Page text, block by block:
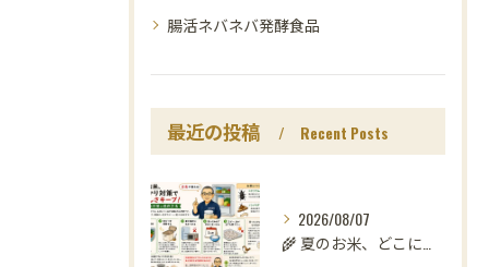
腸活ネバネバ発酵食品
最近の投稿 Recent Posts
2026/08/07
🌾 夏のお米、どこに置いていますか？